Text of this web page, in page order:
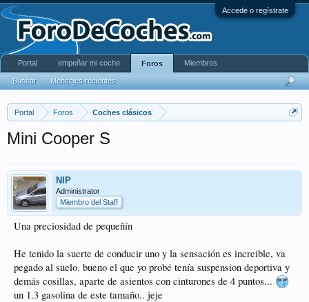
Accede o regístrate
Portal Foros Coches clásicos
Mini Cooper S
NIP
Administrator
Miembro del Staff
Una preciosidad de pequeñín
He tenido la suerte de conducir uno y la sensación es increible, va
pegado al suelo. bueno el que yo probé tenía suspension deportiva y
demás cosillas, aparte de asientos con cinturones de 4 puntos...
un 1.3 gasolina de este tamaño.. jeje
Portal empeñar mi coche Foros
Buscar Mensajes recientes
Miembros